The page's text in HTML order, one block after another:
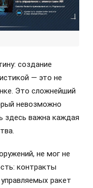
создание
— это не
Это сложнейший
невозможно
здесь важна каждая
не мог не
контракты
ракет